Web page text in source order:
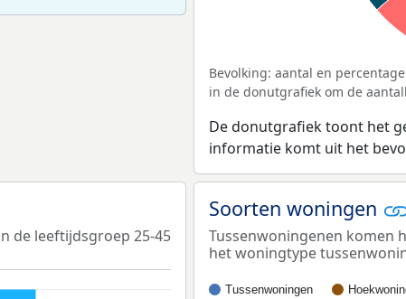
Bevolking: aantal en
in de donutgrafiek om de
De donutgrafiek toont het
informatie komt uit het
de leeftijdsgroep 25-45
Soorten woningen
Tussenwoningenen komen
het woningtype
Tussenwoningen